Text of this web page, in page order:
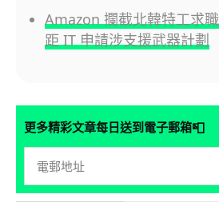
Amazon 攔截北韓特工求
距 IT 申請涉支援武器計劃
更多精彩文章每日送到電子郵箱📮